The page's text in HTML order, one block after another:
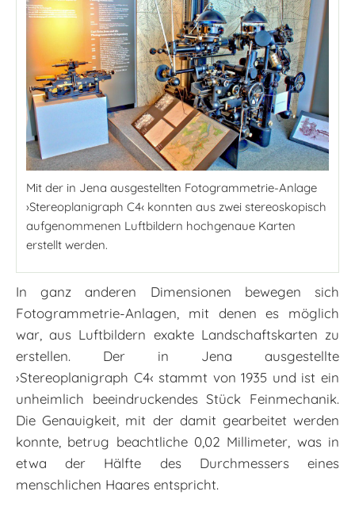
Mit der in Jena ausgestellten Fotogrammetrie-Anlage
›Stereoplanigraph C4‹ konnten aus zwei stereoskopisch
aufgenommenen Luftbildern hochgenaue Karten
erstellt werden.
In ganz anderen Dimensionen bewegen sich
Fotogrammetrie-Anlagen, mit denen es möglich
war, aus Luftbildern exakte Landschaftskarten zu
erstellen. Der in Jena ausgestellte
›Stereoplanigraph C4‹ stammt von 1935 und ist ein
unheimlich beeindruckendes Stück Feinmechanik.
Die Genauigkeit, mit der damit gearbeitet werden
konnte, betrug beachtliche 0,02 Millimeter, was in
etwa der Hälfte des Durchmessers eines
menschlichen Haares entspricht.